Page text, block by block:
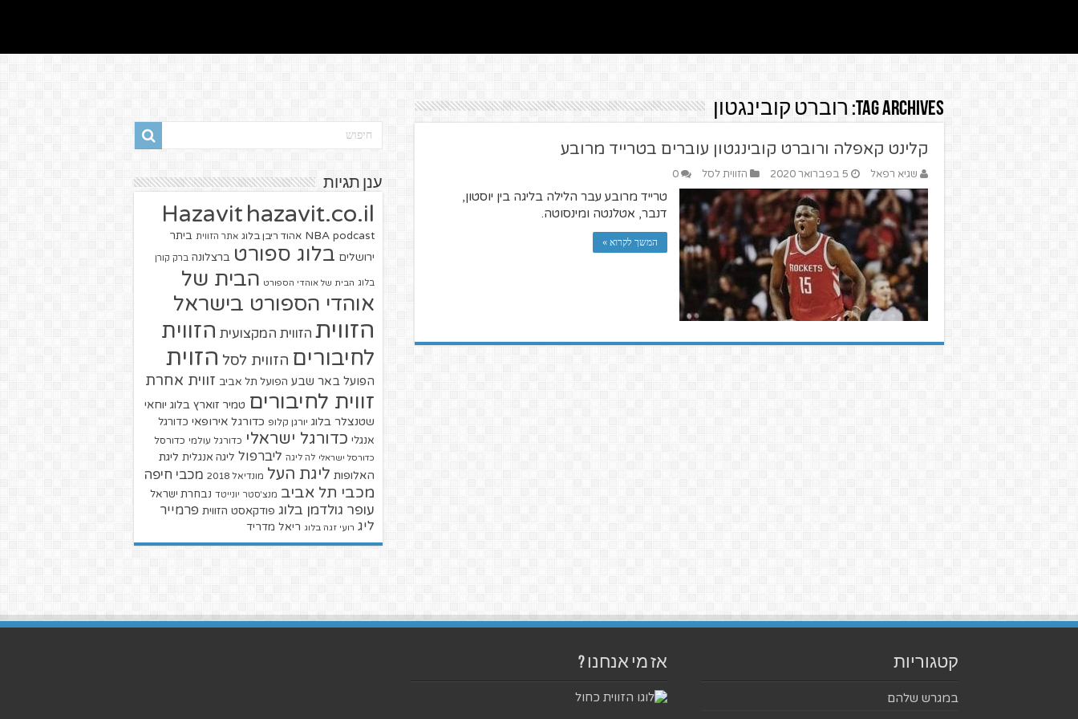
Tag Archives: רוברט קובינגטון
קלינט קאפלה ורוברט קובינגטון עוברים בטרייד מרובע
שגיא רפאל 5 בפברואר 2020 הזווית לסל 0
טרייד מרובע עבר הלילה בליגה בין יוסטון,
דנבר, אטלנטה ומינסוטה.
המשך לקרוא »
ענן תגיות
Hazavit hazavit.co.il
NBA podcast אהוד ריבן בלוג אתר הזווית ביתר
ירושלים בלוג ספורט ברצלונה ברק קורן
בלוג הבית של אוהדי הספורט הבית של
אוהדי הספורט בישראל
הזווית הזווית המקצועית הזווית
לחיבורים הזווית לסל הזוית
הפועל באר שבע הפועל תל אביב זווית אחרת
זווית לחיבורים טמיר זוארץ בלוג יוחאי
שטנצלר בלוג יורגן קלופ כדורגל אירופאי כדורגל
אנגלי כדורגל ישראלי כדורגל עולמי כדורסל
כדורסל ישראלי לה ליגה ליברפול ליגה אנגלית ליגת
האלופות ליגת העל מונדיאל 2018 מכבי חיפה
מכבי תל אביב מנצ'סטר יונייטד נבחרת ישראל
עופר גולדמן בלוג פודקאסט הזווית פרמייר
ליג רועי זגה בלוג ריאל מדריד
קטגוריות
במגרש שלהם
אז מי אנחנו ?